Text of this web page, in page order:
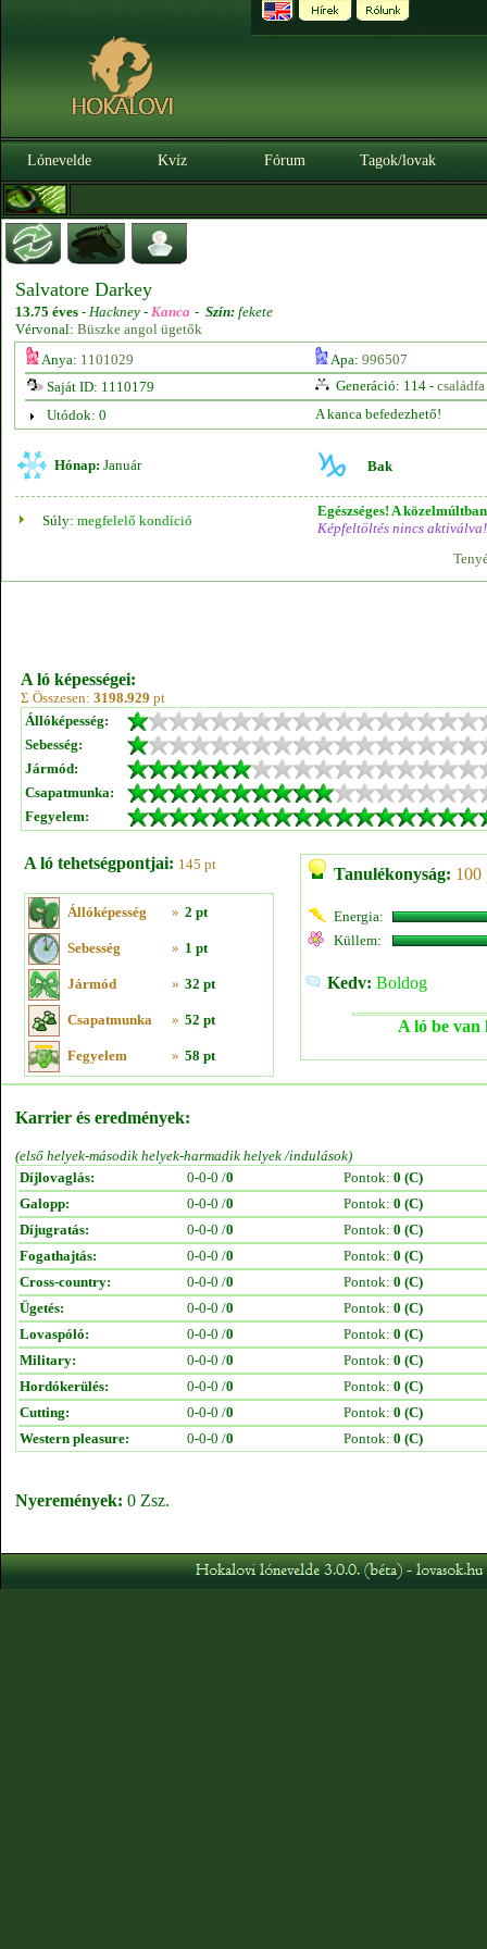
Lónevelde Kvíz Fórum Tagok/lovak
Salvatore Darkey
13.75 éves - Hackney - Kanca - Szín: fekete
Vérvonal: Büszke angol ügetők
Anya: 1101029 Apa: 996507
Saját ID: 1110179
Generáció: 114 - családfa
Utódok: 0
A kanca befedezhető!
Hónap: Január Bak
Súly: megfelelő kondíció
Egészséges! A
Képfeltöltés nincs aktiválva!
A ló képességei:
Σ Összesen: 3198.929 pt
Állóképesség:
Sebesség:
Jármód:
Csapatmunka:
Fegyelem:
A ló tehetségpontjai: 145 pt
Állóképesség » 2 pt
Sebesség » 1 pt
Jármód » 32 pt
Csapatmunka » 52 pt
Fegyelem » 58 pt
Tanulékonyság: 100
Energia:
Küllem:
Kedv: Boldog
A ló be van
Karrier és eredmények:
(első helyek-második helyek-harmadik helyek /indulások)
Díjlovaglás:
0-0-0 /0 Pontok: 0 (C)
Galopp:
0-0-0 /0 Pontok: 0 (C)
Díjugratás:
0-0-0 /0 Pontok: 0 (C)
Fogathajtás:
0-0-0 /0 Pontok: 0 (C)
Cross-country:
0-0-0 /0 Pontok: 0 (C)
Ügetés:
0-0-0 /0 Pontok: 0 (C)
Lovaspóló:
0-0-0 /0 Pontok: 0 (C)
Military:
0-0-0 /0 Pontok: 0 (C)
Hordókerülés:
0-0-0 /0 Pontok: 0 (C)
Cutting:
0-0-0 /0 Pontok: 0 (C)
Western pleasure:
0-0-0 /0 Pontok: 0 (C)
Nyeremények: 0 Zsz.